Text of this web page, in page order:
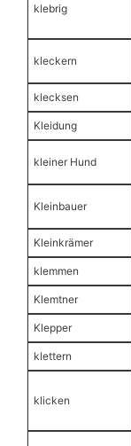
klebrig
kleckern
klecksen
Kleidung
kleiner Hund
Kleinbauer
Kleinkrämer
klemmen
Klemtner
Klepper
klettern
klicken